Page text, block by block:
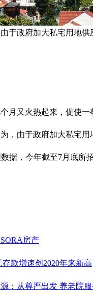
于政府加大私宅用地
月又火热起来，促使
，由于政府加大私宅
据，今年截至7月底所
SORA 房产
款增速创2020年来新高
：从尊严出发 养老院